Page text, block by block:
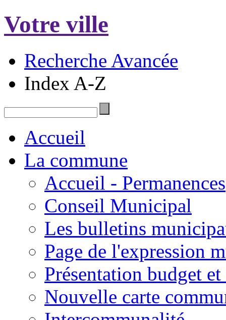
Votre ville
Recherche Avancée
Index A-Z
Accueil
La commune
Accueil - Permanences
Conseil Municipal
Les bulletins
Page de l'expression
Présentation budget
Nouvelle carte